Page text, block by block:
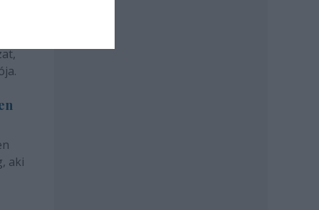
aki